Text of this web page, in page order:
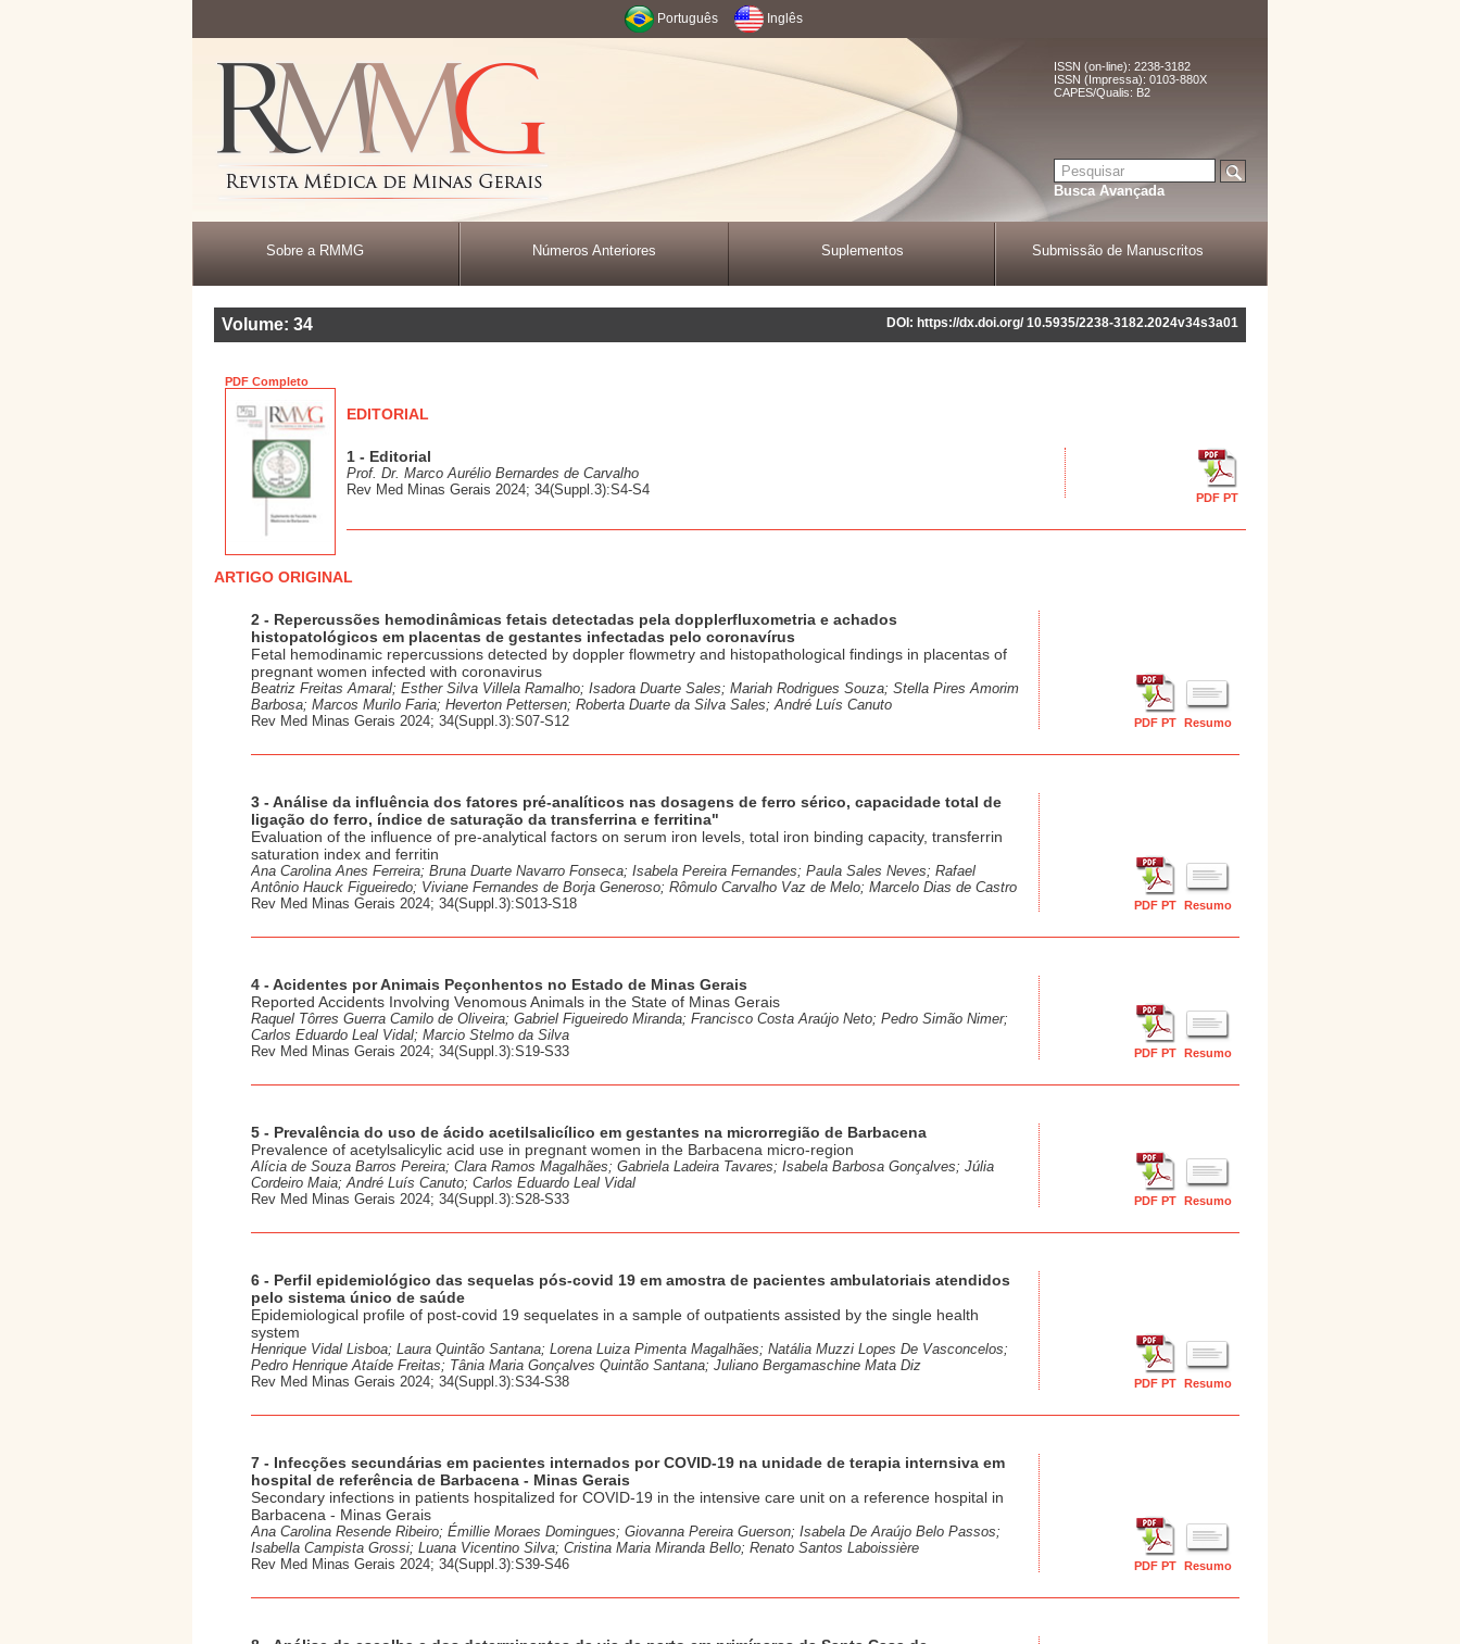
Português Inglês
ISSN (on-line): 2238-3182
ISSN (Impressa): 0103-880X
CAPES/Qualis: B2
Busca Avançada
Sobre a RMMG Números Anteriores Suplementos Submissão de Manuscritos
Volume: 34 DOI: https://dx.doi.org/ 10.5935/2238-3182.2024v34s3a01
PDF Completo
EDITORIAL
1 - Editorial
Prof. Dr. Marco Aurélio Bernardes de Carvalho
Rev Med Minas Gerais 2024; 34(Suppl.3):S4-S4
PDF PT
ARTIGO ORIGINAL
2 - Repercussões hemodinâmicas fetais detectadas pela dopplerfluxometria e achados
histopatológicos em placentas de gestantes infectadas pelo coronavírus
Fetal hemodinamic repercussions detected by doppler flowmetry and histopathological findings in placentas of
pregnant women infected with coronavirus
Beatriz Freitas Amaral; Esther Silva Villela Ramalho; Isadora Duarte Sales; Mariah Rodrigues Souza; Stella Pires Amorim
Barbosa; Marcos Murilo Faria; Heverton Pettersen; Roberta Duarte da Silva Sales; André Luís Canuto
Rev Med Minas Gerais 2024; 34(Suppl.3):S07-S12
PDF PT Resumo
3 - Análise da influência dos fatores pré-analíticos nas dosagens de ferro sérico, capacidade total de
ligação do ferro, índice de saturação da transferrina e ferritina"
Evaluation of the influence of pre-analytical factors on serum iron levels, total iron binding capacity, transferrin
saturation index and ferritin
Ana Carolina Anes Ferreira; Bruna Duarte Navarro Fonseca; Isabela Pereira Fernandes; Paula Sales Neves; Rafael
Antônio Hauck Figueiredo; Viviane Fernandes de Borja Generoso; Rômulo Carvalho Vaz de Melo; Marcelo Dias de Castro
Rev Med Minas Gerais 2024; 34(Suppl.3):S013-S18
PDF PT Resumo
4 - Acidentes por Animais Peçonhentos no Estado de Minas Gerais
Reported Accidents Involving Venomous Animals in the State of Minas Gerais
Raquel Tôrres Guerra Camilo de Oliveira; Gabriel Figueiredo Miranda; Francisco Costa Araújo Neto; Pedro Simão Nimer;
Carlos Eduardo Leal Vidal; Marcio Stelmo da Silva
Rev Med Minas Gerais 2024; 34(Suppl.3):S19-S33
PDF PT Resumo
5 - Prevalência do uso de ácido acetilsalicílico em gestantes na microrregião de Barbacena
Prevalence of acetylsalicylic acid use in pregnant women in the Barbacena micro-region
Alícia de Souza Barros Pereira; Clara Ramos Magalhães; Gabriela Ladeira Tavares; Isabela Barbosa Gonçalves; Júlia
Cordeiro Maia; André Luís Canuto; Carlos Eduardo Leal Vidal
Rev Med Minas Gerais 2024; 34(Suppl.3):S28-S33
PDF PT Resumo
6 - Perfil epidemiológico das sequelas pós-covid 19 em amostra de pacientes ambulatoriais atendidos
pelo sistema único de saúde
Epidemiological profile of post-covid 19 sequelates in a sample of outpatients assisted by the single health
system
Henrique Vidal Lisboa; Laura Quintão Santana; Lorena Luiza Pimenta Magalhães; Natália Muzzi Lopes De Vasconcelos;
Pedro Henrique Ataíde Freitas; Tânia Maria Gonçalves Quintão Santana; Juliano Bergamaschine Mata Diz
Rev Med Minas Gerais 2024; 34(Suppl.3):S34-S38
PDF PT Resumo
7 - Infecções secundárias em pacientes internados por COVID-19 na unidade de terapia internsiva em
hospital de referência de Barbacena - Minas Gerais
Secondary infections in patients hospitalized for COVID-19 in the intensive care unit on a reference hospital in
Barbacena - Minas Gerais
Ana Carolina Resende Ribeiro; Émillie Moraes Domingues; Giovanna Pereira Guerson; Isabela De Araújo Belo Passos;
Isabella Campista Grossi; Luana Vicentino Silva; Cristina Maria Miranda Bello; Renato Santos Laboissière
Rev Med Minas Gerais 2024; 34(Suppl.3):S39-S46
PDF PT Resumo